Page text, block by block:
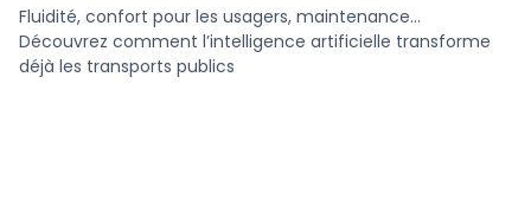
Fluidité, confort pour les usagers, maintenance…
Découvrez comment l’intelligence artificielle transforme
déjà les transports publics